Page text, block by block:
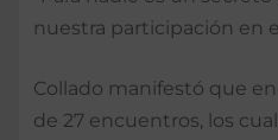
nuestra participación en
Collado manifestó que
de 27 encuentros, los